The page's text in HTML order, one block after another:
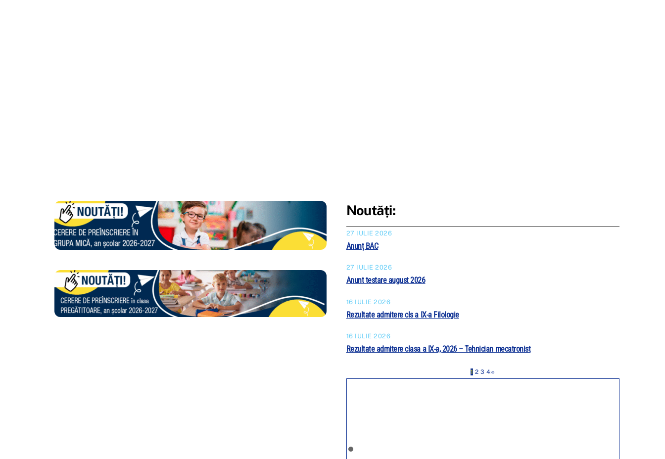
Noutăți:
27 IULIE 2026
Anunț BAC
27 IULIE 2026
Anunt testare august 2026
16 IULIE 2026
Rezultate admitere cls a IX-a Filologie
16 IULIE 2026
Rezultate admitere clasa a IX-a, 2026 – Tehnician mecatronist
1 2 3 4›»